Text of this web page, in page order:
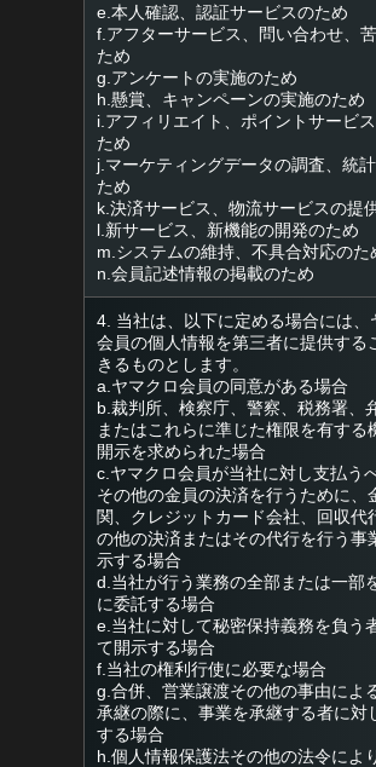
e.本人確認、認証サービスのため
f.アフターサービス、問い合わせ、
ため
g.アンケートの実施のため
h.懸賞、キャンペーンの実施のため
i.アフィリエイト、ポイントサービ
ため
j.マーケティングデータの調査、統
ため
k.決済サービス、物流サービスの提
l.新サービス、新機能の開発のため
m.システムの維持、不具合対応のた
n.会員記述情報の掲載のため
4. 当社は、以下に定める場合には、
会員の個人情報を第三者に提供する
きるものとします。
a.ヤマクロ会員の同意がある場合
b.裁判所、検察庁、警察、税務署、
またはこれらに準じた権限を有する
開示を求められた場合
c.ヤマクロ会員が当社に対し支払う
その他の金員の決済を行うために、
関、クレジットカード会社、回収代
の他の決済またはその代行を行う事
示する場合
d.当社が行う業務の全部または一部
に委託する場合
e.当社に対して秘密保持義務を負う
て開示する場合
f.当社の権利行使に必要な場合
g.合併、営業譲渡その他の事由によ
承継の際に、事業を承継する者に対
する場合
h.個人情報保護法その他の法令によ